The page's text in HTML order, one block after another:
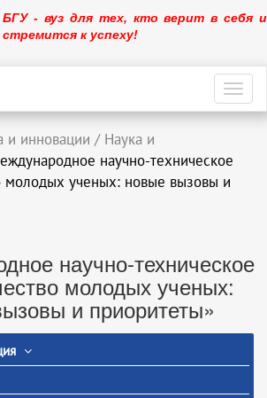
БГУ - вуз для тех, кто верит в себя и
стремится к успеху!
и инновации / Наука и
научно-техническое
молодых ученых: новые вызовы и
научно-техническое
молодых ученых:
и приоритеты»